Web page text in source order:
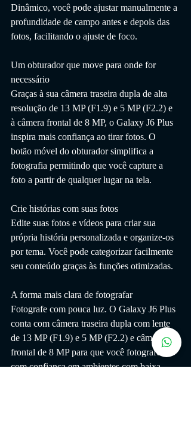
Dinâmico, você pode ajustar manualmente a
profundidade de campo antes e depois das
fotos, facilitando o ajuste de foco.
Um obturador que move para onde for
necessário
Graças à sua câmera traseira dupla de alta
resolução de 13 MP (F1.9) e 5 MP (F2.2) e
à câmera frontal de 8 MP, o Galaxy J6 Plus
inspira mais confiança ao tirar fotos. O
botão móvel do obturador simplifica a
fotografia permitindo que você capture a
foto a partir de qualquer lugar na tela.
Crie histórias com suas fotos
Edite suas fotos e vídeos para criar sua
própria história personalizada e organize-os
por tema. Você pode categorizar facilmente
seu conteúdo graças às funções otimizadas.
A forma mais clara de fotografar
Fotografe com pouca luz. O Galaxy J6 Plus
conta com câmera traseira dupla com lente
de 13 MP (F1.9) e 5 MP (F2.2) e câmera
frontal de 8 MP para que você fotografe
com confiança em ambientes com baixa